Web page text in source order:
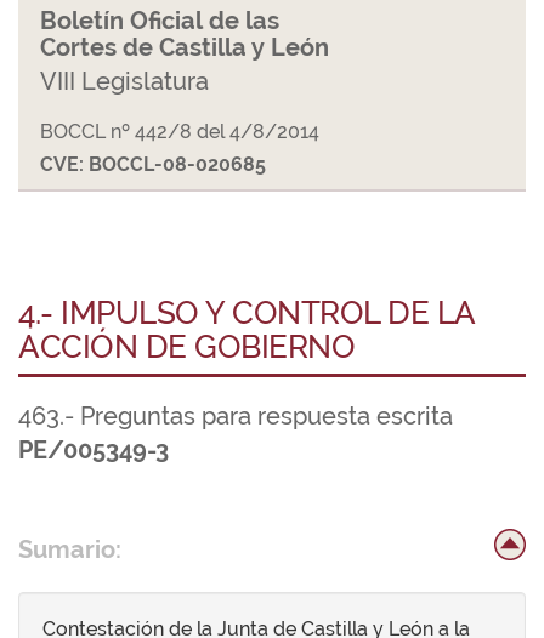
Boletín Oficial de las
Cortes de Castilla y León
VIII Legislatura
BOCCL nº 442/8 del 4/8/2014
CVE: BOCCL-08-020685
4.- IMPULSO Y CONTROL DE LA
ACCIÓN DE GOBIERNO
463.- Preguntas para respuesta escrita
PE/005349-3
Sumario:
Contestación de la Junta de Castilla y León a la